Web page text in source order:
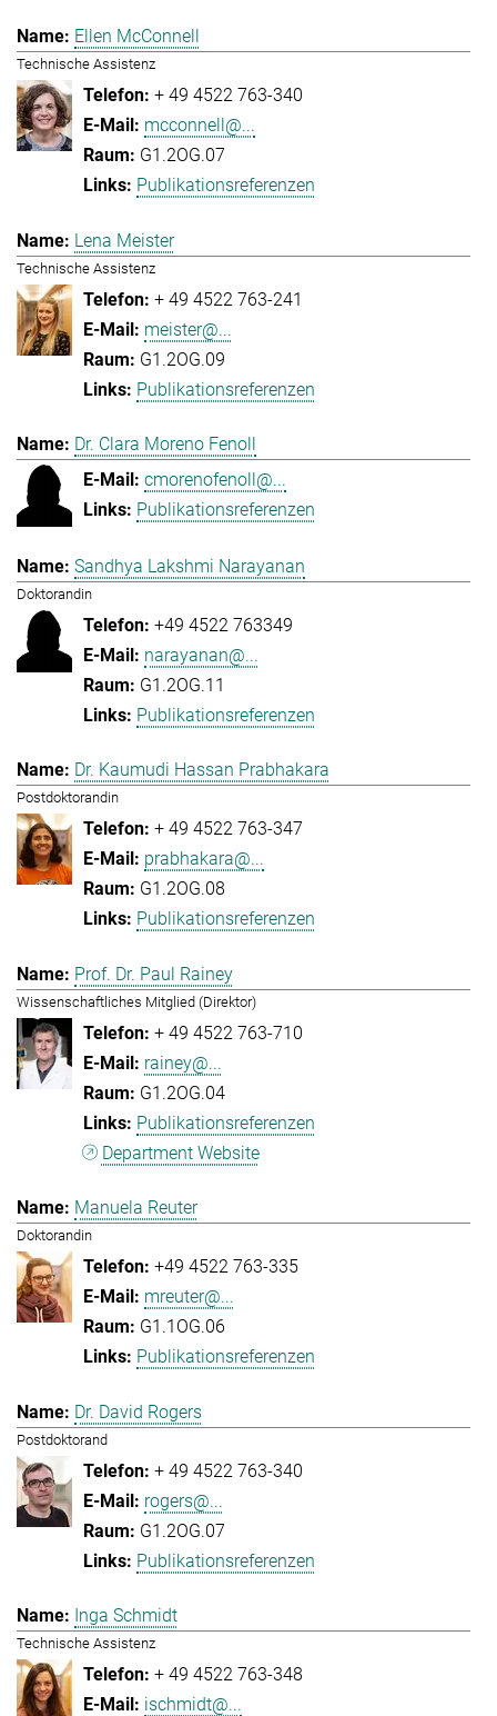
Ellen McConnell
Technische Assistenz
+ 49 4522 763-340
mcconnell@...
G1.2OG.07
Publikationsreferenzen
Lena Meister
Technische Assistenz
+ 49 4522 763-241
meister@...
G1.2OG.09
Publikationsreferenzen
Dr. Clara Moreno Fenoll
cmorenofenoll@...
Publikationsreferenzen
Sandhya Lakshmi Narayanan
Doktorandin
+49 4522 763349
narayanan@...
G1.2OG.11
Publikationsreferenzen
Dr. Kaumudi Hassan Prabhakara
Postdoktorandin
+ 49 4522 763-347
prabhakara@...
G1.2OG.08
Publikationsreferenzen
Prof. Dr. Paul Rainey
Wissenschaftliches Mitglied (Direktor)
+ 49 4522 763-710
rainey@...
G1.2OG.04
Publikationsreferenzen
Department Website
Manuela Reuter
Doktorandin
+49 4522 763-335
mreuter@...
G1.1OG.06
Publikationsreferenzen
Dr. David Rogers
Postdoktorand
+ 49 4522 763-340
rogers@...
G1.2OG.07
Publikationsreferenzen
Inga Schmidt
Technische Assistenz
+ 49 4522 763-348
ischmidt@...